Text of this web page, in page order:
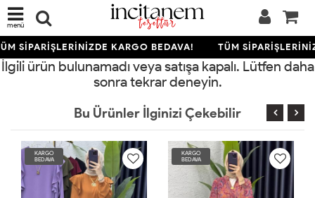
menü
SİPARİŞLERİNİZDE KARGO BEDAVA! TÜM
İlgili ürün bulunamadı veya satışa kapalı. Lütfen daha
sonra tekrar deneyin.
Bu Ürünler İlginizi Çekebilir
KARGO
BEDAVA
KARGO
BEDAVA